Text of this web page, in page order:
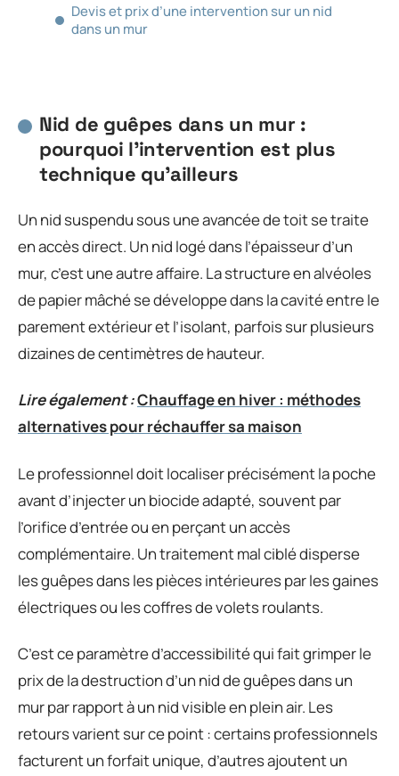
Devis et prix d’une intervention sur un nid
dans un mur
Nid de guêpes dans un mur :
pourquoi l’intervention est plus
technique qu’ailleurs
Un nid suspendu sous une avancée de toit se traite
en accès direct. Un nid logé dans l’épaisseur d’un
mur, c’est une autre affaire. La structure en alvéoles
de papier mâché se développe dans la cavité entre le
parement extérieur et l’isolant, parfois sur plusieurs
dizaines de centimètres de hauteur.
Lire également :Chauffage en hiver : méthodes
alternatives pour réchauffer sa maison
Le professionnel doit localiser précisément la poche
avant d’injecter un biocide adapté, souvent par
l’orifice d’entrée ou en perçant un accès
complémentaire. Un traitement mal ciblé disperse
les guêpes dans les pièces intérieures par les gaines
électriques ou les coffres de volets roulants.
C’est ce paramètre d’accessibilité qui fait grimper le
prix de la destruction d’un nid de guêpes dans un
mur par rapport à un nid visible en plein air. Les
retours varient sur ce point : certains professionnels
facturent un forfait unique, d’autres ajoutent un